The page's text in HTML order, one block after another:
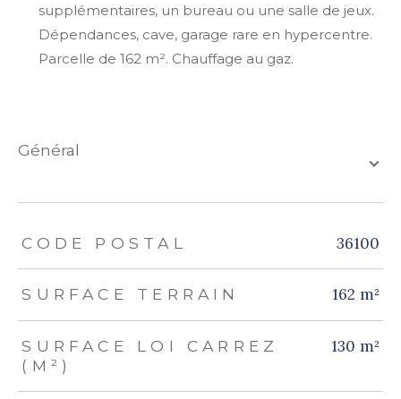
supplémentaires, un bureau ou une salle de jeux.
Dépendances, cave, garage rare en hypercentre.
Parcelle de 162 m². Chauffage au gaz.
général
TRAD_ZEPHYR_Caracteristique TRAD_ZEPHYR_Valeurs
CODE POSTAL 36100
SURFACE TERRAIN 162 m²
SURFACE LOI CARREZ
(M²)
130 m²